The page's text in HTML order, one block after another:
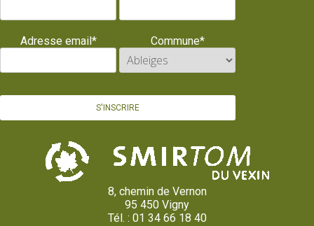
Adresse email* Commune*
8, chemin de Vernon
95 450 Vigny
Tél. : 01 34 66 18 40